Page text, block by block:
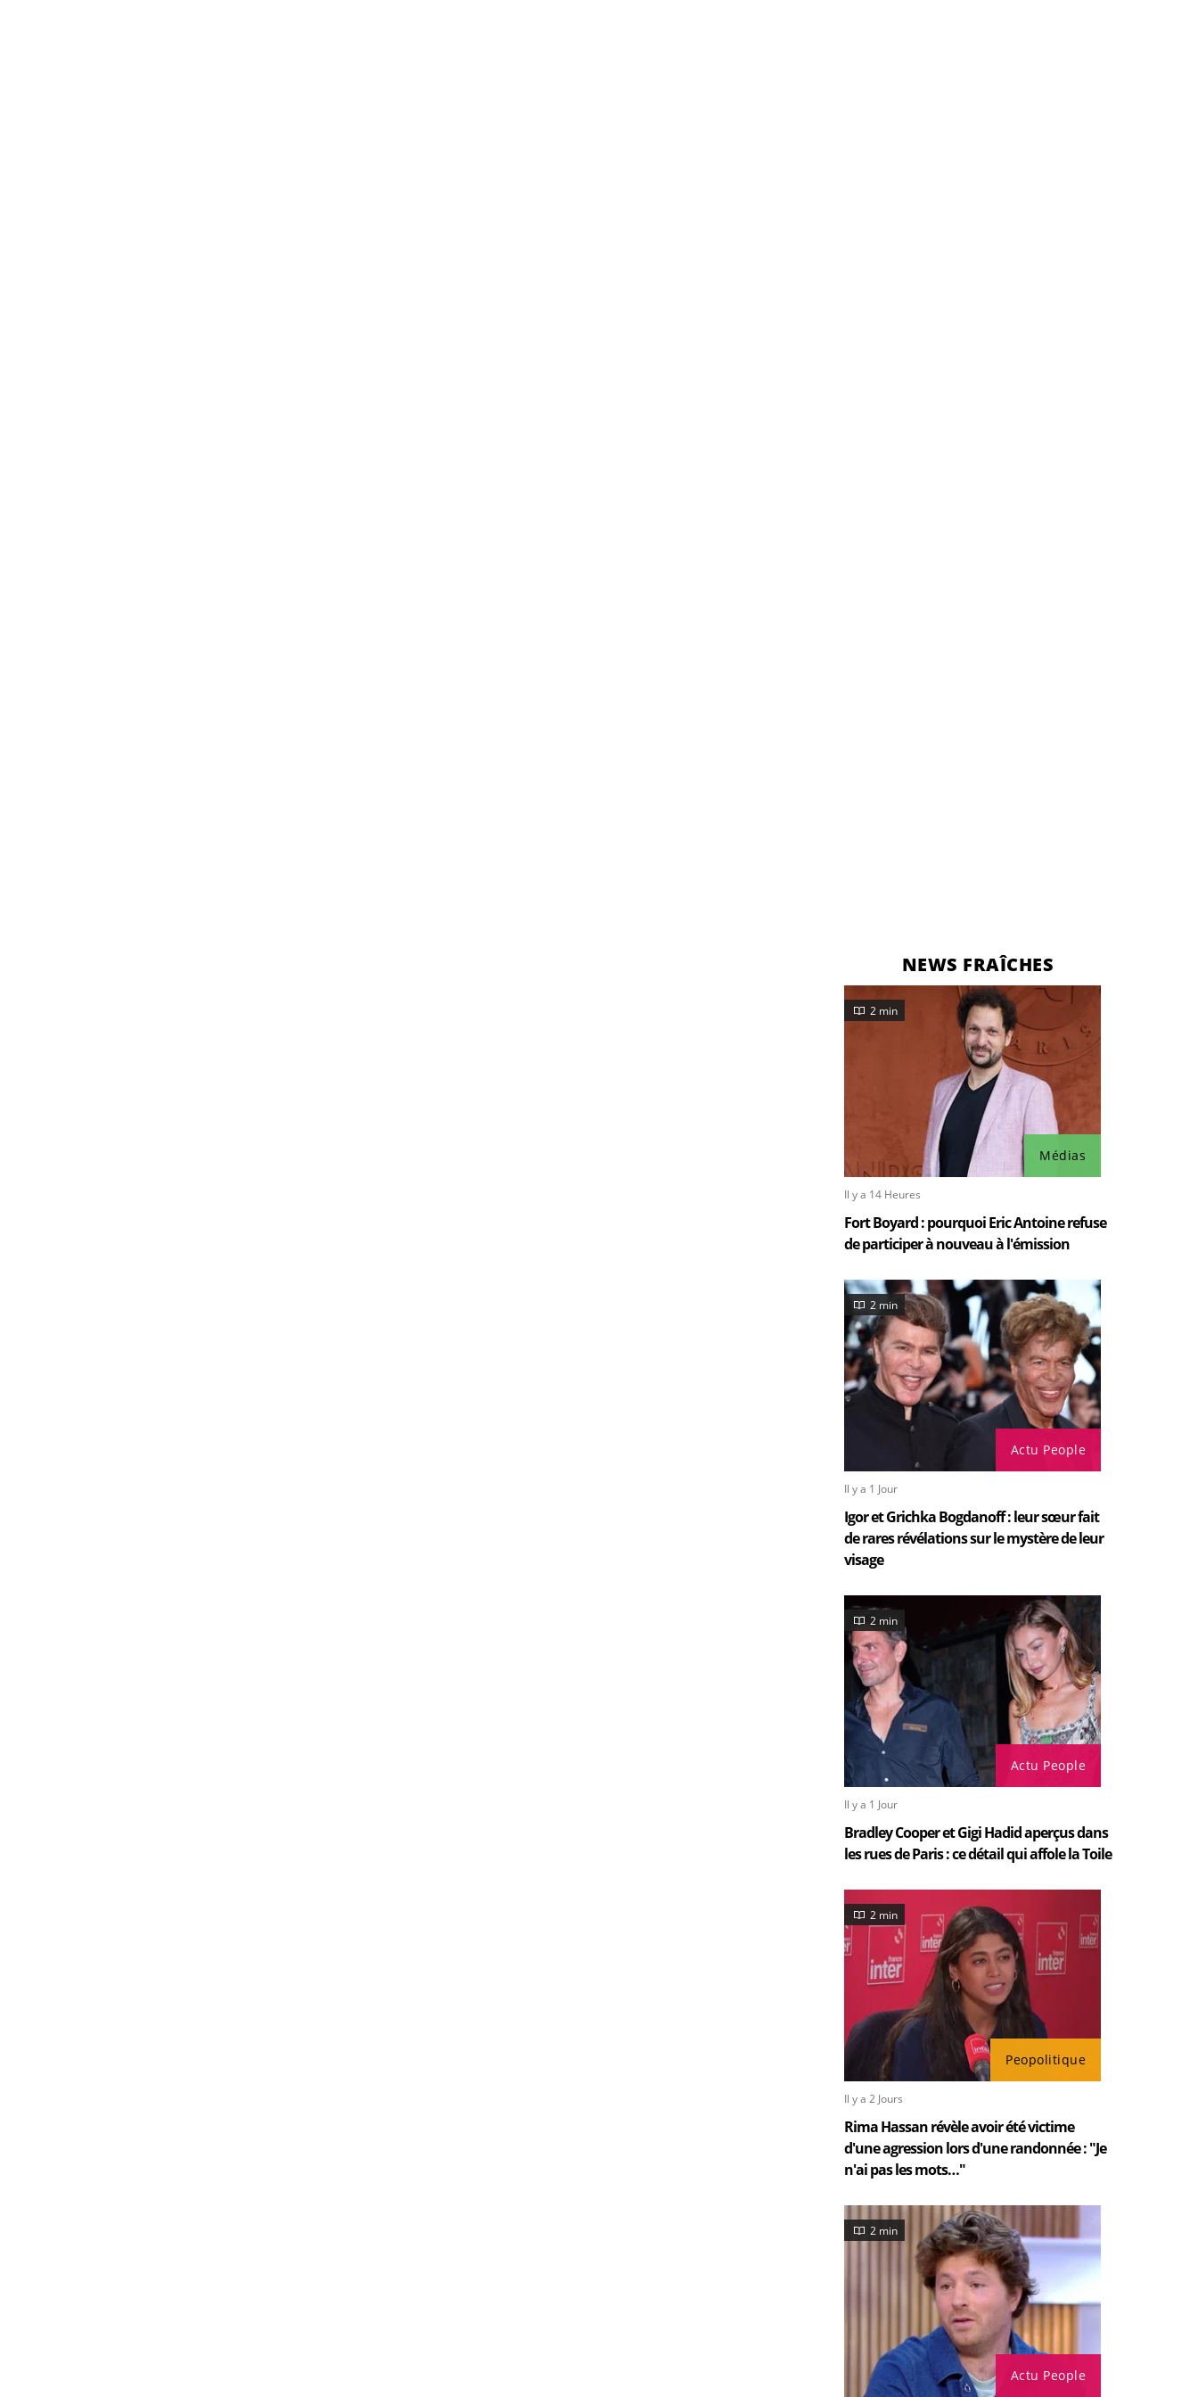
NEWS FRAÎCHES
Médias
2 min
Il y a 14 Heures
Fort Boyard : pourquoi Eric Antoine refuse
de participer à nouveau à l'émission
Actu People
2 min
Il y a 1 Jour
Igor et Grichka Bogdanoff : leur sœur fait
de rares révélations sur le mystère de leur
visage
Actu People
2 min
Il y a 1 Jour
Bradley Cooper et Gigi Hadid aperçus dans
les rues de Paris : ce détail qui affole la Toile
Peopolitique
2 min
Il y a 2 Jours
Rima Hassan révèle avoir été victime
d'une agression lors d'une randonnée : "Je
n'ai pas les mots…"
Actu People
2 min